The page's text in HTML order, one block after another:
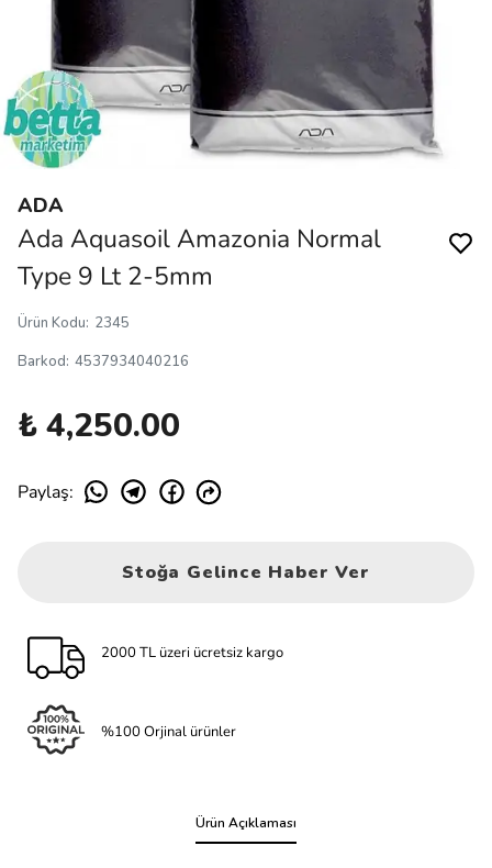
ADA
Ada Aquasoil Amazonia Normal
Type 9 Lt 2-5mm
Ürün Kodu: 2345
Barkod: 4537934040216
₺ 4,250.00
Paylaş:
Stoğa Gelince Haber Ver
2000 TL üzeri ücretsiz kargo
%100 Orjinal ürünler
Ürün Açıklaması